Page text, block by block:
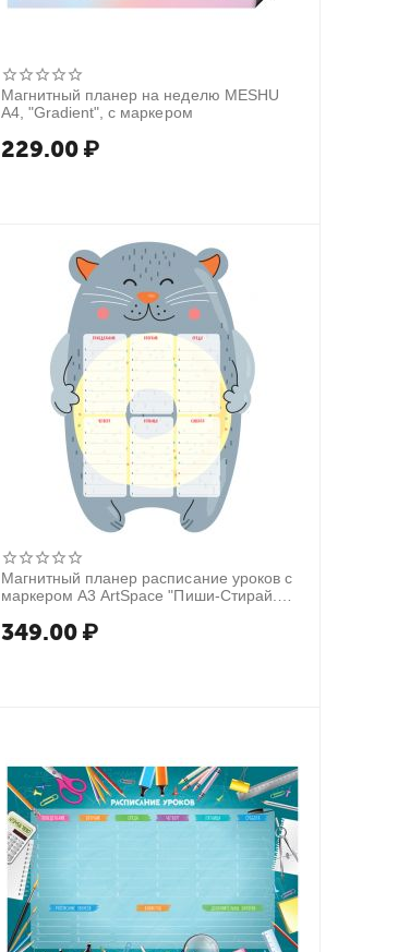
Магнитный планер на неделю MESHU
А4, "Gradient", с маркером
229.00 ₽
Магнитный планер расписание уроков с
маркером А3 ArtSpace "Пиши-Стирай.
349.00 ₽